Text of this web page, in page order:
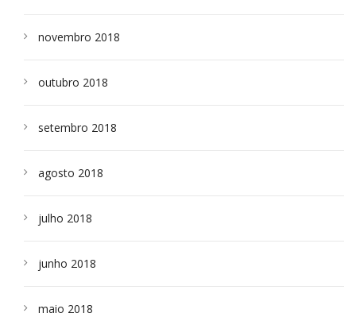
novembro 2018
outubro 2018
setembro 2018
agosto 2018
julho 2018
junho 2018
maio 2018